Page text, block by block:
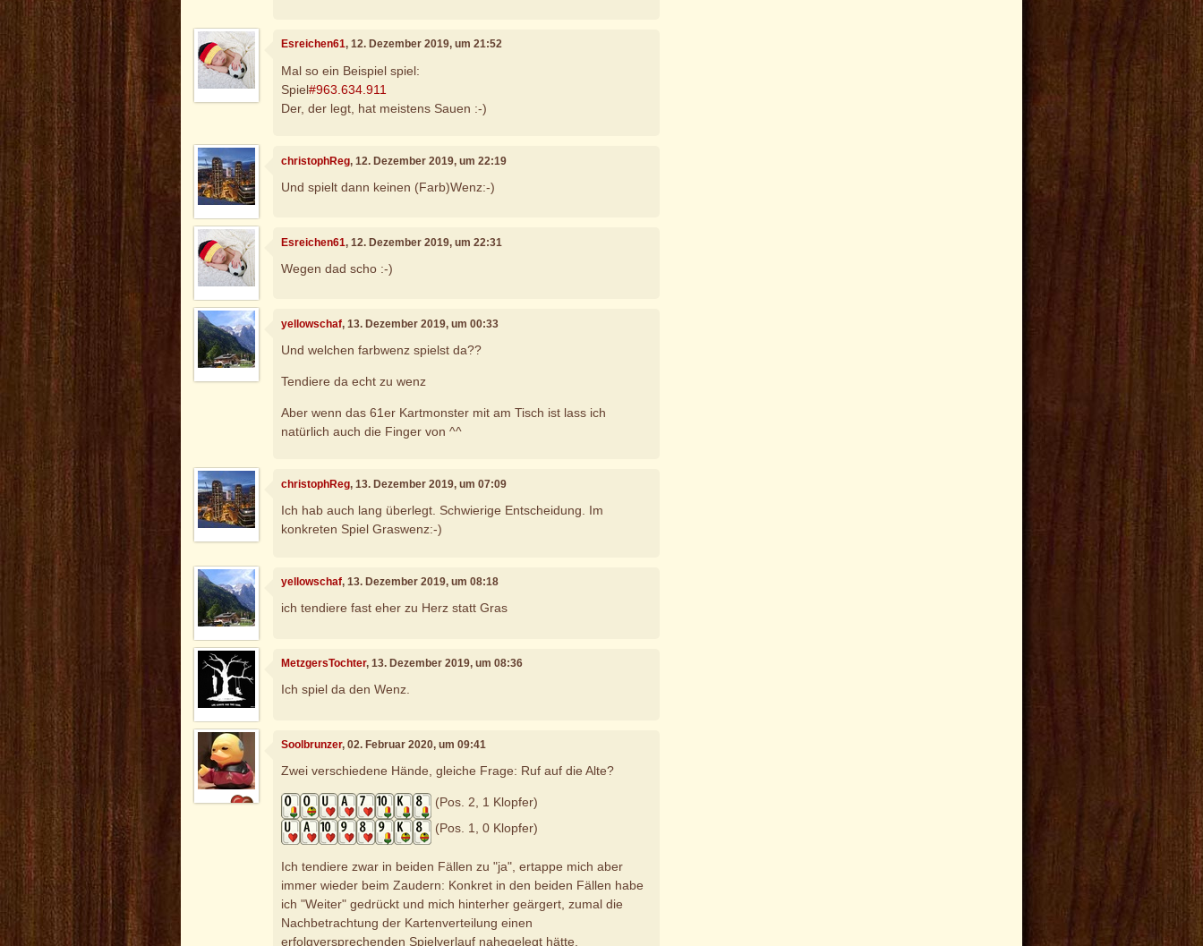
Esreichen61, 12. Dezember 2019, um 21:52
Mal so ein Beispiel spiel:
Spiel#963.634.911
Der, der legt, hat meistens Sauen :-)
christophReg, 12. Dezember 2019, um 22:19
Und spielt dann keinen (Farb)Wenz:-)
Esreichen61, 12. Dezember 2019, um 22:31
Wegen dad scho :-)
yellowschaf, 13. Dezember 2019, um 00:33
Und welchen farbwenz spielst da??
Tendiere da echt zu wenz
Aber wenn das 61er Kartmonster mit am Tisch ist lass ich
natürlich auch die Finger von ^^
christophReg, 13. Dezember 2019, um 07:09
Ich hab auch lang überlegt. Schwierige Entscheidung. Im
konkreten Spiel Graswenz:-)
yellowschaf, 13. Dezember 2019, um 08:18
ich tendiere fast eher zu Herz statt Gras
MetzgersTochter, 13. Dezember 2019, um 08:36
Ich spiel da den Wenz.
Soolbrunzer, 02. Februar 2020, um 09:41
Zwei verschiedene Hände, gleiche Frage: Ruf auf die Alte?
(Pos. 2, 1 Klopfer)
(Pos. 1, 0 Klopfer)
Ich tendiere zwar in beiden Fällen zu "ja", ertappe mich aber
immer wieder beim Zaudern: Konkret in den beiden Fällen habe
ich "Weiter" gedrückt und mich hinterher geärgert, zumal die
Nachbetrachtung der Kartenverteilung einen
erfolgversprechenden Spielverlauf nahegelegt hätte.